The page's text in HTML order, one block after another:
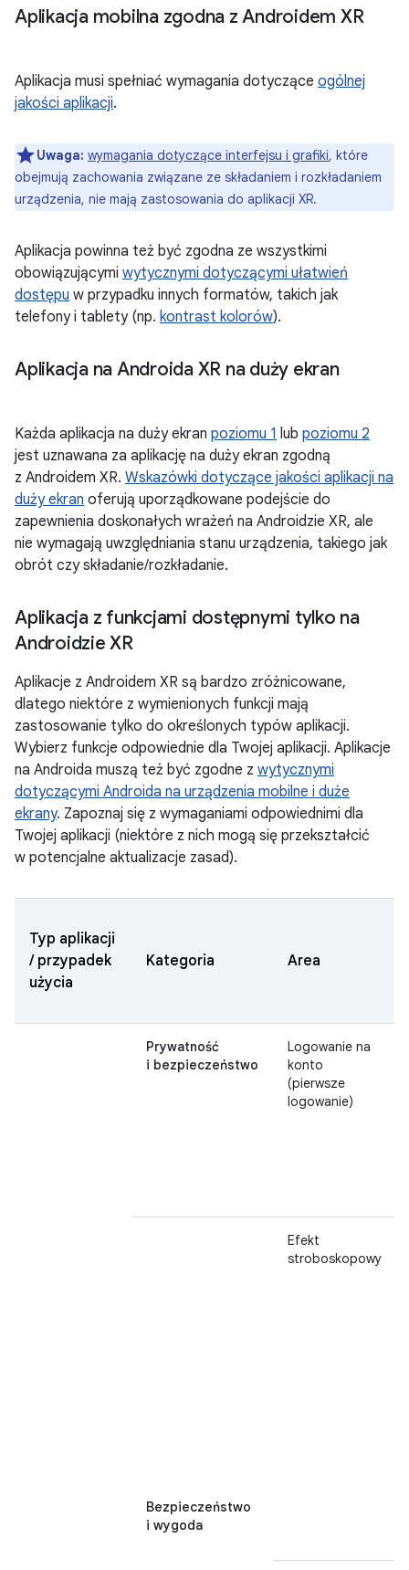
Aplikacja mobilna zgodna z Androidem XR
Aplikacja musi spełniać wymagania dotyczące ogólnej
jakości aplikacji.
Uwaga: wymagania dotyczące interfejsu i grafiki, które
obejmują zachowania związane ze składaniem i rozkładaniem
urządzenia, nie mają zastosowania do aplikacji XR.
Aplikacja powinna też być zgodna ze wszystkimi
obowiązującymi wytycznymi dotyczącymi ułatwień
dostępu w przypadku innych formatów, takich jak
telefony i tablety (np. kontrast kolorów).
Aplikacja na Androida XR na duży ekran
Każda aplikacja na duży ekran poziomu 1 lub poziomu 2
jest uznawana za aplikację na duży ekran zgodną
z Androidem XR. Wskazówki dotyczące jakości aplikacji na
duży ekran oferują uporządkowane podejście do
zapewnienia doskonałych wrażeń na Androidzie XR, ale
nie wymagają uwzględniania stanu urządzenia, takiego jak
obrót czy składanie/rozkładanie.
Aplikacja z funkcjami dostępnymi tylko na
Androidzie XR
Aplikacje z Androidem XR są bardzo zróżnicowane,
dlatego niektóre z wymienionych funkcji mają
zastosowanie tylko do określonych typów aplikacji.
Wybierz funkcje odpowiednie dla Twojej aplikacji. Aplikacje
na Androida muszą też być zgodne z wytycznymi
dotyczącymi Androida na urządzenia mobilne i duże
ekrany. Zapoznaj się z wymaganiami odpowiednimi dla
Twojej aplikacji (niektóre z nich mogą się przekształcić
w potencjalne aktualizacje zasad).
Typ aplikacji
/ przypadek
użycia
Kategoria Area
Prywatność
i bezpieczeństwo
Logowanie na
konto
(pierwsze
logowanie)
Bezpieczeństwo
i wygoda
Efekt
stroboskopowy